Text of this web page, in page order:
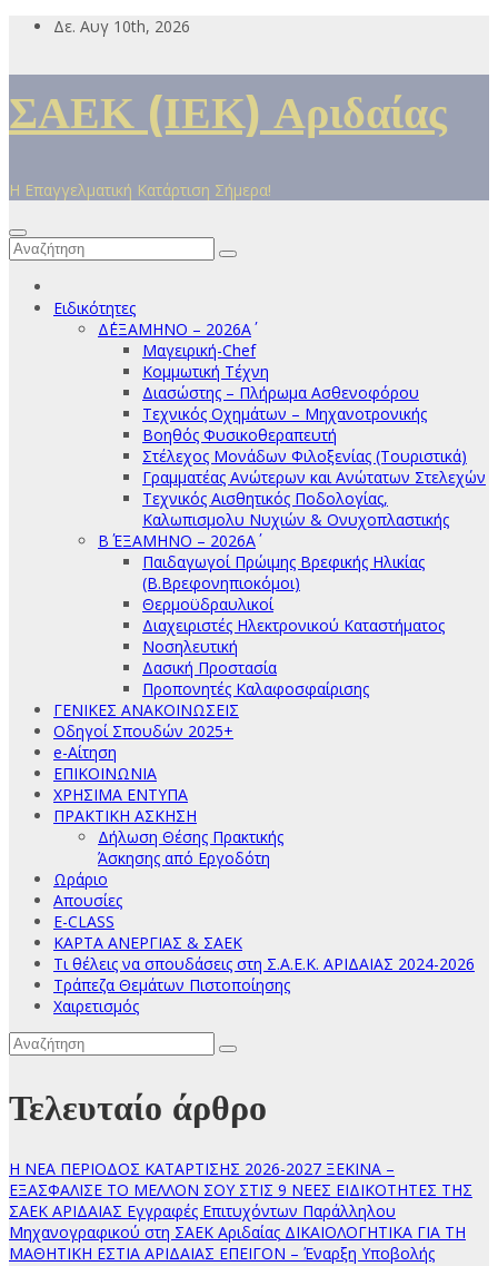
ΜετάβασηΔε. Αυγ 10th, 2026
ΣΑΕΚ (ΙΕΚ) Αριδαίας
Η Επαγγελματική Κατάρτιση Σήμερα!
Ειδικότητες
Δ΄ΕΞΑΜΗΝΟ – 2026Α΄
Μαγειρική-Chef
Κομμωτική Τέχνη
Διασώστης – Πλήρωμα Ασθενοφόρου
Τεχνικός Οχημάτων – Μηχανοτρονικής
Βοηθός Φυσικοθεραπευτή
Στέλεχος Μονάδων Φιλοξενίας (Τουριστικά)
Γραμματέας Ανώτερων και Ανώτατων Στελεχών
Τεχνικός Αισθητικός Ποδολογίας,
Καλωπισμολυ Νυχιών & Ονυχοπλαστικής
Β΄ ΕΞΑΜΗΝΟ – 2026Α΄
Παιδαγωγοί Πρώιμης Βρεφικής Ηλικίας
(Β.Βρεφονηπιοκόμοι)
Θερμοϋδραυλικοί
Διαχειριστές Ηλεκτρονικού Καταστήματος
Νοσηλευτική
Δασική Προστασία
Προπονητές Καλαφοσφαίρισης
ΓΕΝΙΚΕΣ ΑΝΑΚΟΙΝΩΣΕΙΣ
Οδηγοί Σπουδών 2025+
e-Αίτηση
ΕΠΙΚΟΙΝΩΝΙΑ
ΧΡΗΣΙΜΑ ΕΝΤΥΠΑ
ΠΡΑΚΤΙΚΗ ΑΣΚΗΣΗ
Δήλωση Θέσης Πρακτικής
Άσκησης από Εργοδότη
Ωράριο
Απουσίες
E-CLASS
ΚΑΡΤΑ ΑΝΕΡΓΙΑΣ & ΣΑΕΚ
Τι θέλεις να σπουδάσεις στη Σ.Α.Ε.Κ. ΑΡΙΔΑΙΑΣ 2024-2026
Τράπεζα Θεμάτων Πιστοποίησης
Χαιρετισμός
Τελευταίο άρθρο
Η ΝΕΑ ΠΕΡΙΟΔΟΣ ΚΑΤΑΡΤΙΣΗΣ 2026-2027 ΞΕΚΙΝΑ –
ΕΞΑΣΦΑΛΙΣΕ ΤΟ ΜΕΛΛΟΝ ΣΟΥ ΣΤΙΣ 9 ΝΕΕΣ ΕΙΔΙΚΟΤΗΤΕΣ ΤΗΣ
ΣΑΕΚ ΑΡΙΔΑΙΑΣ Εγγραφές Επιτυχόντων Παράλληλου
Μηχανογραφικού στη ΣΑΕΚ Αριδαίας ΔΙΚΑΙΟΛΟΓΗΤΙΚΑ ΓΙΑ ΤΗ
ΜΑΘΗΤΙΚΗ ΕΣΤΙΑ ΑΡΙΔΑΙΑΣ ΕΠΕΙΓΟΝ – Έναρξη Υποβολής